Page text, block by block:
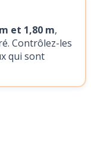
et 1,80 m,
Contrôlez-les
qui sont